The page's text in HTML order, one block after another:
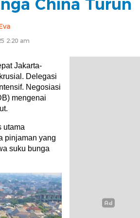
China Turun
2:20 am
Jakarta-
Delegasi
Negosiasi
mengenai
utama
pinjaman yang
suku bunga